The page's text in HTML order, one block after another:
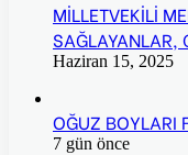
MİLLETVEKİLİ
SAĞLAYANLAR,
Haziran 15, 2025
OĞUZ BOYLARI
7 gün önce